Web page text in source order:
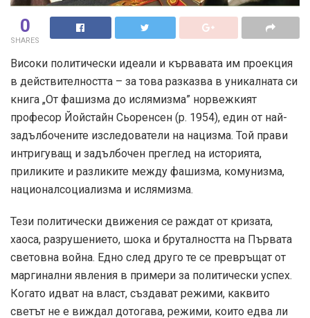
0
SHARES
Високи политически идеали и кървавата им проекция
в действителността – за това разказва в уникалната си
книга „От фашизма до ислямизма” норвежкият
професор Йойстайн Сьоренсен (р. 1954), един от най-
задълбочените изследователи на нацизма. Той прави
интригуващ и задълбочен преглед на историята,
приликите и разликите между фашизма, комунизма,
националсоциализма и ислямизма.
Тези политически движения се раждат от кризата,
хаоса, разрушението, шока и бруталността на Първата
световна война. Едно след друго те се превръщат от
маргинални явления в примери за политически успех.
Когато идват на власт, създават режими, каквито
светът не е виждал дотогава, режими, които едва ли